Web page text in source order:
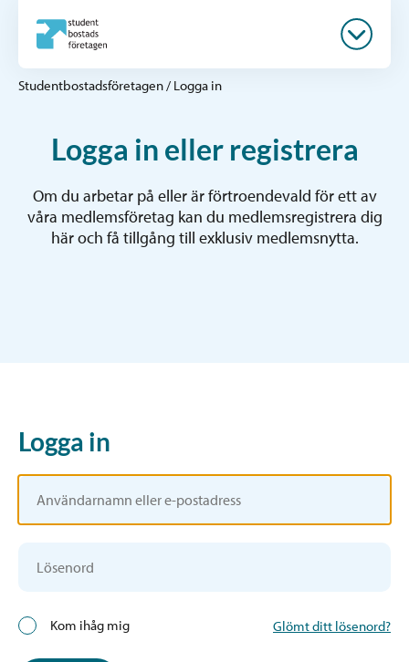
Studentbostadsföretagen/ Logga in
Logga in eller registrera
Om du arbetar på eller är förtroendevald för ett av
våra medlemsföretag kan du medlemsregistrera dig
här och få tillgång till exklusiv medlemsnytta.
Logga in
Kom ihåg mig Glömt ditt lösenord?